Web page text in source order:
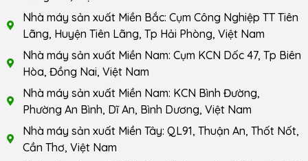
Nhà máy sản xuất Miền Bắc: Cụm Công Nghiệp TT Tiên
Lãng, Huyện Tiên Lãng, Tp Hải Phòng, Việt Nam
Nhà máy sản xuất Miền Nam: Cụm KCN Dốc 47, Tp Biên
Hòa, Đồng Nai, Việt Nam
Nhà máy sản xuất Miền Nam: KCN Bình Đường,
Phường An Bình, Dĩ An, Bình Dương, Việt Nam
Nhà máy sản xuất Miền Tây: QL91, Thuận An, Thốt Nốt,
Cần Thơ, Việt Nam